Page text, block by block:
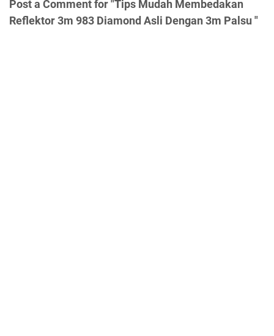
Post a Comment for "Tips Mudah Membedakan
Reflektor 3m 983 Diamond Asli Dengan 3m Palsu "